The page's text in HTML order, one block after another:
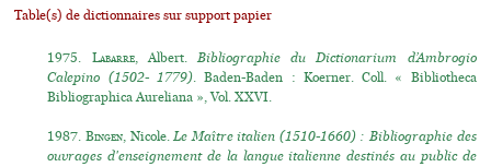
Table(s) de dictionnaires sur support papier
1975. Labarre, Albert.Bibliographie du Dictionarium d’Ambrogio
Calepino (1502- 1779). Baden-Baden : Koerner. Coll. « Bibliotheca
Bibliographica Aureliana », Vol. XXVI.
1987.Bingen, Nicole.Le Maître italien (1510-1660) : Bibliographie des
ouvrages d'enseignement de la langue italienne destinés au public de